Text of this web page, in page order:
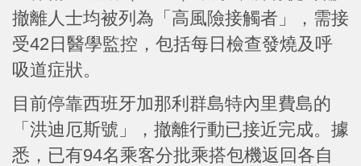
撤離人士均被列為「高風險接觸者」，需接
受42日醫學監控，包括每日檢查發燒及呼
吸道症狀。
目前停靠西班牙加那利群島特內里費島的
「洪迪厄斯號」，撤離行動已接近完成。據
悉，已有94名乘客分批乘搭包機返回各自